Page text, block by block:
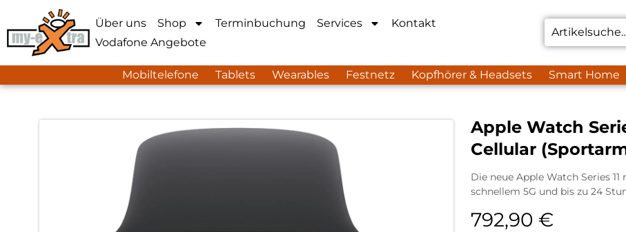
Über uns Shop Terminbuchung Services
Kontakt
Vodafone Angebote
Mobiltelefone Tablets Wearables Festnetz Kopfhörer & Headsets Smart Home
Apple Watch
Cellular
Die neue Apple Watch Series
schnellem 5G und bis zu 24
792,90 €